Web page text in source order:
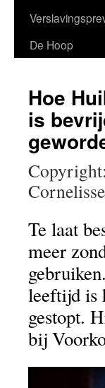
De Hoop
Hoe
is
Te laat
meer
leeftijd is
gestopt.
bij